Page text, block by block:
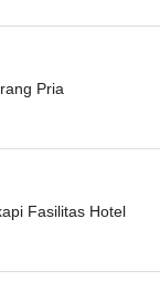
Pria
Fasilitas Hotel